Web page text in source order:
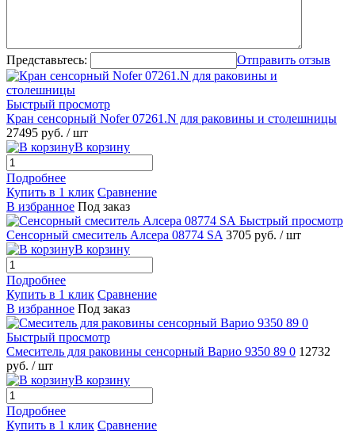
Представьтесь: Отправить отзыв
Быстрый просмотр
Кран сенсорный Nofer 07261.N для раковины и столешницы
27495 руб. / шт
В корзину
Подробнее
Купить в 1 клик Сравнение
В избранное Под заказ
Быстрый просмотр
Сенсорный смеситель Алсера 08774 SA 3705 руб. / шт
В корзину
Подробнее
Купить в 1 клик Сравнение
В избранное Под заказ
Быстрый просмотр
Смеситель для раковины сенсорный Варио 9350 89 0 12732
руб. / шт
В корзину
Подробнее
Купить в 1 клик Сравнение